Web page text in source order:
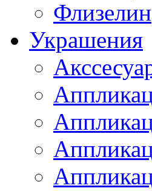
Флизелин
Украшения